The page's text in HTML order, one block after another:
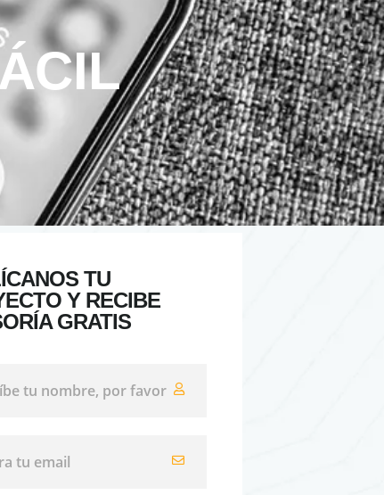
TU
Y RECIBE
GRATIS